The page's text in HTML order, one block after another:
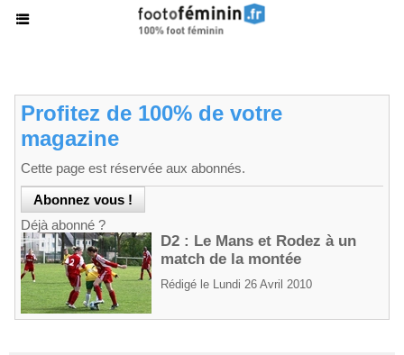
Profitez de 100% de votre
magazine
Cette page est réservée aux abonnés.
Déjà abonné ?
D2 : Le Mans et Rodez à un
match de la montée
Rédigé le Lundi 26 Avril 2010